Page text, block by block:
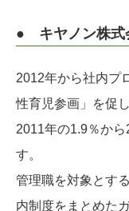
● キヤノン株式
2012年から社内プ
性育児参画」を促
2011年の1.9％か
す。
管理職を対象とす
内制度をまとめた